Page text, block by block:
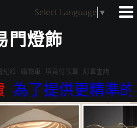
Select Language ▼
門燈飾
紀錄 購物車 填寫付款單 訂單查詢
提供更精準的服